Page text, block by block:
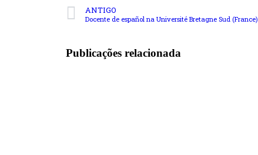
ANTIGO
Docente de español na Université Bretagne Sud (France)
Publicações relacionada